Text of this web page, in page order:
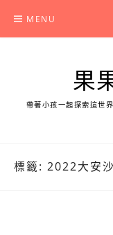
content
MENU
果
帶著小孩一起探索這世
標籤: 2022大安